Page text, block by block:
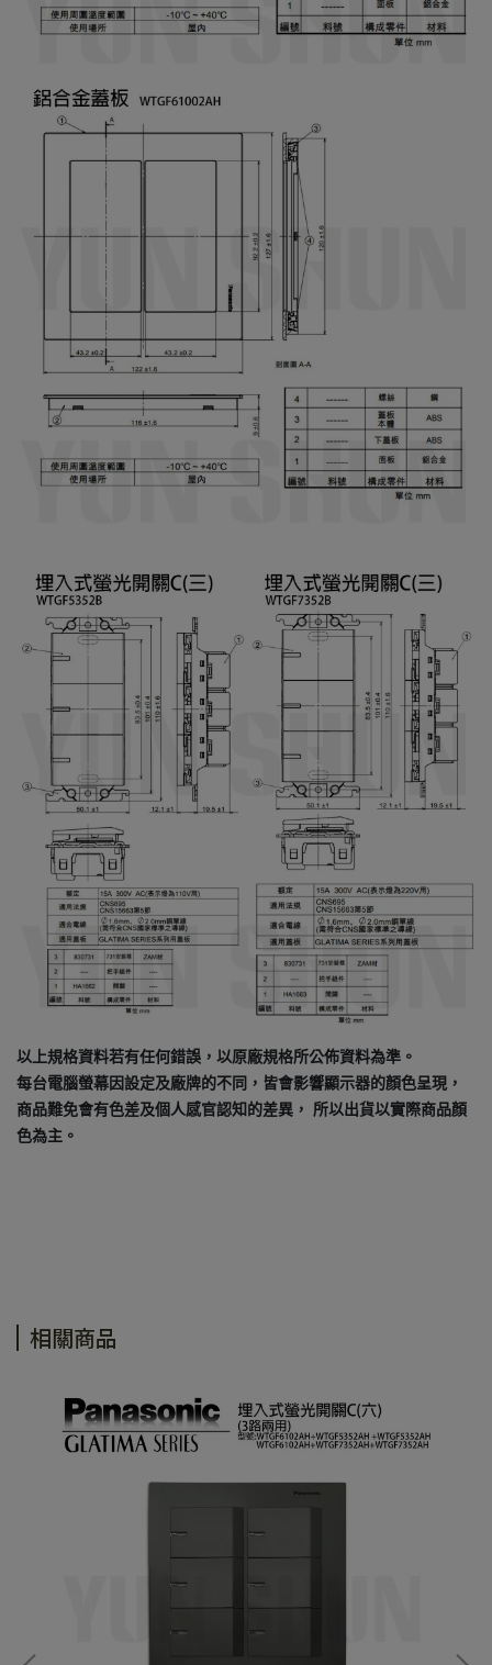
以上規格資料若有任何錯誤，以原廠規格所公佈資料為準。
每台電腦螢幕因設定及廠牌的不同，皆會影響顯示器的顏色呈現，
商品難免會有色差及個人感官認知的差異， 所以出貨以實際商品顏
色為主。
相關商品